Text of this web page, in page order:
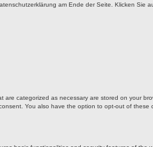
am Ende der Seite. Klicken Sie
categorized as necessary are stored on your
You also have the option to opt-out of